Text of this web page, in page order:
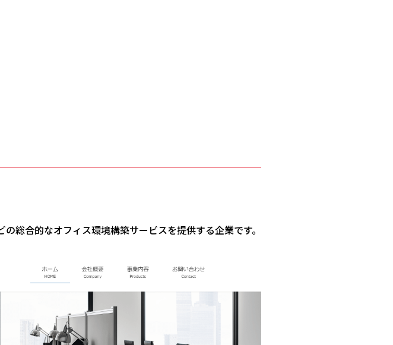
総合的なオフィス環境構築サービスを提供する企業です。